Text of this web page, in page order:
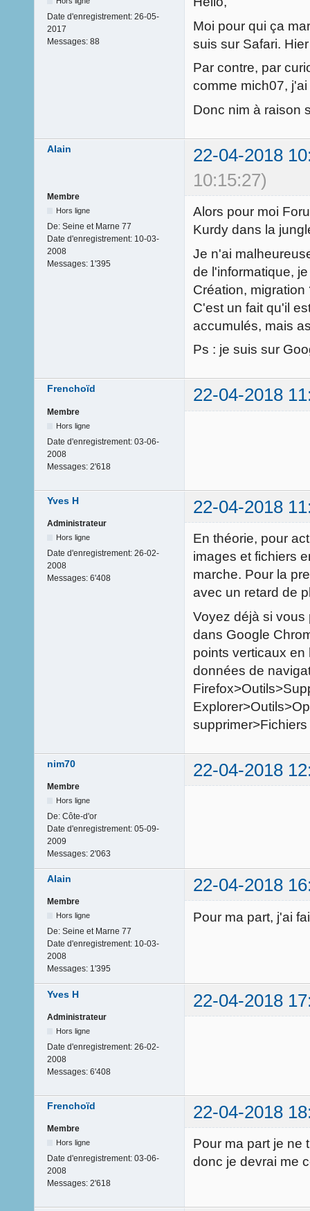
Date d'enregistrement: 26-05-
2017
Messages: 88
Moi pour qui ça
suis sur Safari.
Par contre, par
comme mich07,
Donc nim à raison
Alain
22-04-2018
10:15:27)
Membre
Hors ligne
De: Seine et Marne 77
Date d'enregistrement: 10-03-
2008
Messages: 1'395
Alors pour moi
Kurdy dans la
Je n'ai
de l'informatique,
Création,
C'est un fait qu'il
accumulés, mais
Ps : je suis sur
Frenchoïd 22-04-2018
Membre
Hors ligne
Date d'enregistrement: 03-06-
2008
Messages: 2'618
Yves H 22-04-2018
Administrateur
Hors ligne
Date d'enregistrement: 26-02-
2008
Messages: 6'408
En théorie, pour
images et fichiers
marche. Pour la
avec un retard de
Voyez déjà si vous
dans Google
points verticaux en
données de
nim70 22-04-2018
Membre
Hors ligne
De: Côte-d'or
Date d'enregistrement: 05-09-
2009
Messages: 2'063
Alain 22-04-2018
Membre
Hors ligne
De: Seine et Marne 77
Date d'enregistrement: 10-03-
2008
Messages: 1'395
Pour ma part, j'ai
Yves H 22-04-2018
Administrateur
Hors ligne
Date d'enregistrement: 26-02-
2008
Messages: 6'408
Frenchoïd 22-04-2018
Membre
Hors ligne
Date d'enregistrement: 03-06-
2008
Messages: 2'618
Pour ma part je ne
donc je devrai me